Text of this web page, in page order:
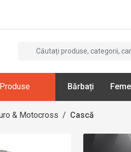
Bărbați
& Motocross / Cască